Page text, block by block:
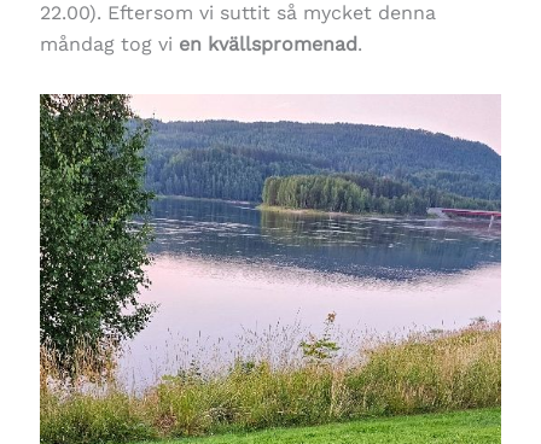
22.00). Eftersom vi suttit så mycket denna
måndag tog vi en kvällspromenad.